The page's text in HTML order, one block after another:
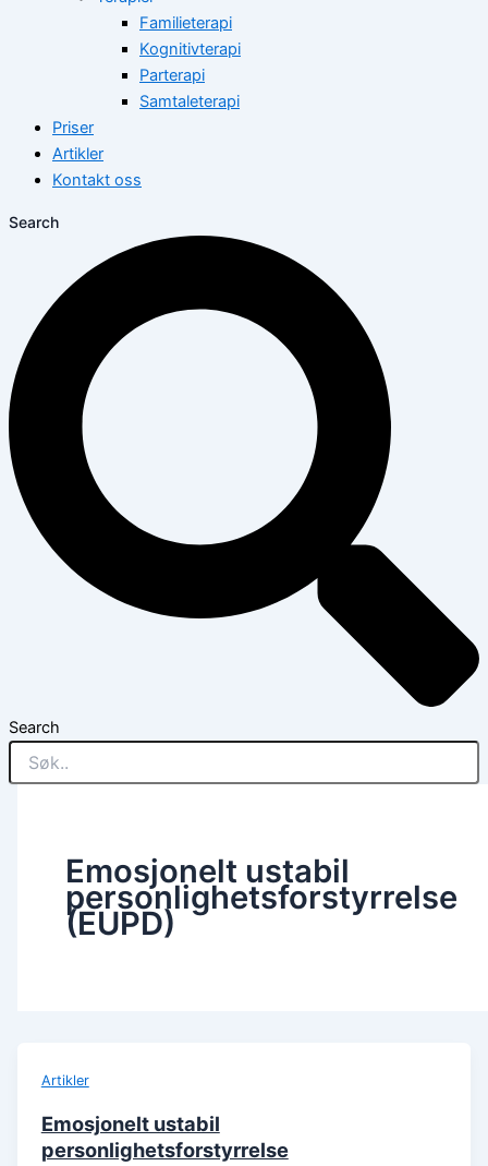
Familieterapi
Kognitivterapi
Parterapi
Samtaleterapi
Priser
Artikler
Kontakt oss
Search
Search
Emosjonelt ustabil
personlighetsforstyrrelse
(EUPD)
Artikler
Emosjonelt ustabil
personlighetsforstyrrelse